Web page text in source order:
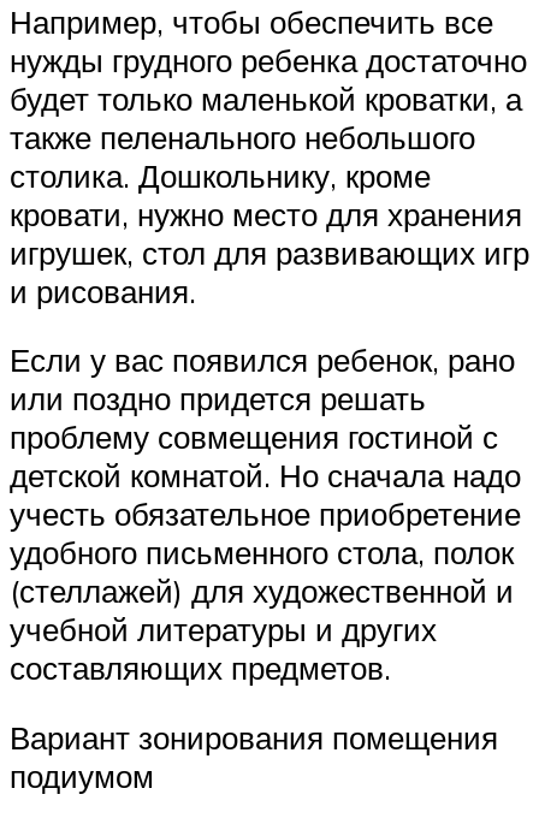
Например, чтобы обеспечить все
нужды грудного ребенка достаточно
будет только маленькой кроватки, а
также пеленального небольшого
столика. Дошкольнику, кроме
кровати, нужно место для хранения
игрушек, стол для развивающих игр
и рисования.
Если у вас появился ребенок, рано
или поздно придется решать
проблему совмещения гостиной с
детской комнатой. Но сначала надо
учесть обязательное приобретение
удобного письменного стола, полок
(стеллажей) для художественной и
учебной литературы и других
составляющих предметов.
Вариант зонирования помещения
подиумом